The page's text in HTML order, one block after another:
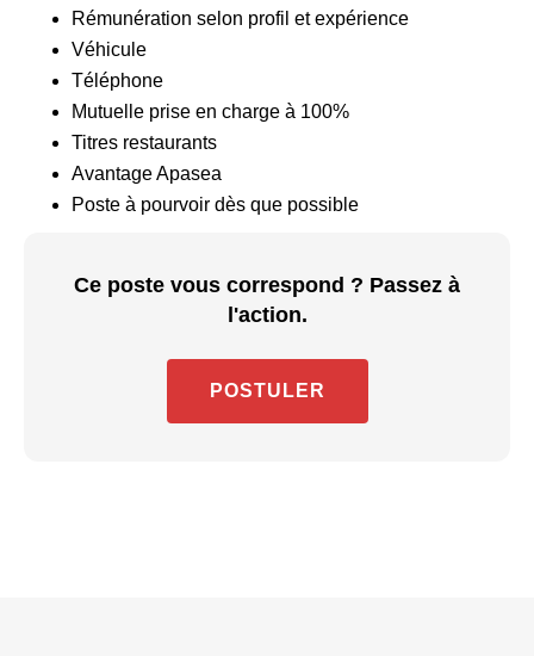
Rémunération selon profil et expérience
Véhicule
Téléphone
Mutuelle prise en charge à 100%
Titres restaurants
Avantage Apasea
Poste à pourvoir dès que possible
Ce poste vous correspond ? Passez à
l'action.
POSTULER